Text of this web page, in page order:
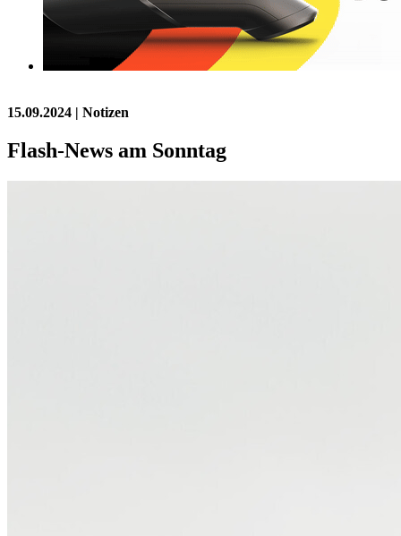
15.09.2024 | Notizen
Flash-News am Sonntag